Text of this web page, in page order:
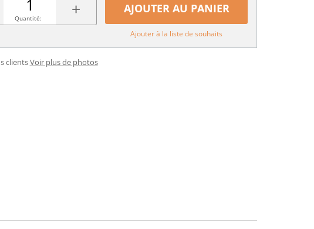
+
Quantité:
AJOUTER AU PANIER
Ajouter à la liste de souhaits
clientsVoir plus de photos